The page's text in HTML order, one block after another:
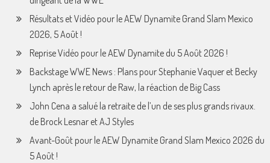
Résultats et Vidéo pour le AEW Dynamite Grand Slam Mexico
2026, 5 Août !
Reprise Vidéo pour le AEW Dynamite du 5 Août 2026 !
Backstage WWE News : Plans pour Stephanie Vaquer et Becky
Lynch après le retour de Raw, la réaction de Big Cass
John Cena a salué la retraite de l’un de ses plus grands rivaux.
de Brock Lesnar et AJ Styles
Avant-Goût pour le AEW Dynamite Grand Slam Mexico 2026 du
5 Août !